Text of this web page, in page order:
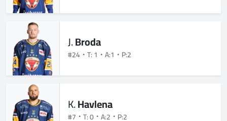
J.Broda
#24 T: 1 A:1 P:2
K.Havlena
#7 T: 0 A:2 P:2